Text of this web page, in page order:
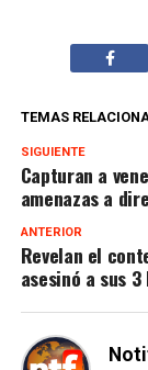
TEMAS
SIGUIENTE
Capturan a
amenazas a
ANTERIOR
Revelan el
asesinó a sus